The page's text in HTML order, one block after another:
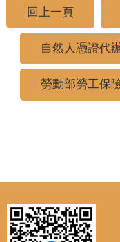
回上一頁
自然人憑證代
勞動部勞工保